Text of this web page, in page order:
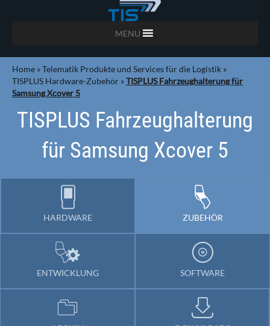
MENU
Home »Telematik Produkte und Services für die Logistik »
TISPLUS Hardware-Zubehör »TISPLUS Fahrzeughalterung für
Samsung Xcover 5
TISPLUS Fahrzeughalterung
für Samsung Xcover 5
HARDWARE ZUBEHÖR
ENTWICKLUNG SOFTWARE